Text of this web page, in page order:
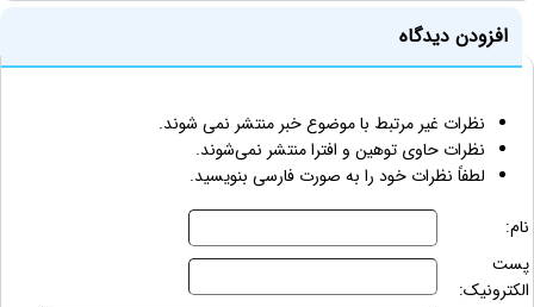
افزودن دیدگاه
نظرات غیر مرتبط با موضوع خبر منتشر نمی شوند.
نظرات حاوی توهین و افترا منتشر نمی‌شوند.
لطفاً نظرات خود را به صورت فارسی بنویسید.
نام:
پست
الکترونیک: